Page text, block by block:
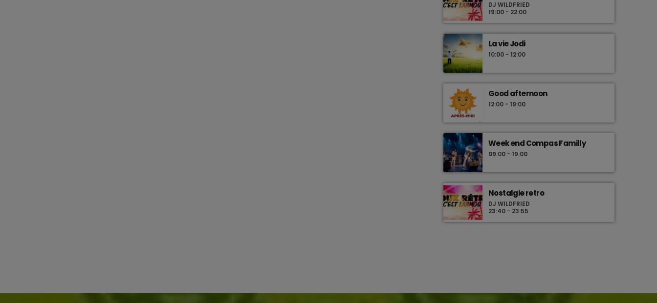
DJ WILDFRIED
19:00 - 22:00
La vie Jodi
10:00 - 12:00
Good afternoon
12:00 - 19:00
Week end Compas Familly
09:00 - 19:00
Nostalgie retro
DJ WILDFRIED
23:40 - 23:55